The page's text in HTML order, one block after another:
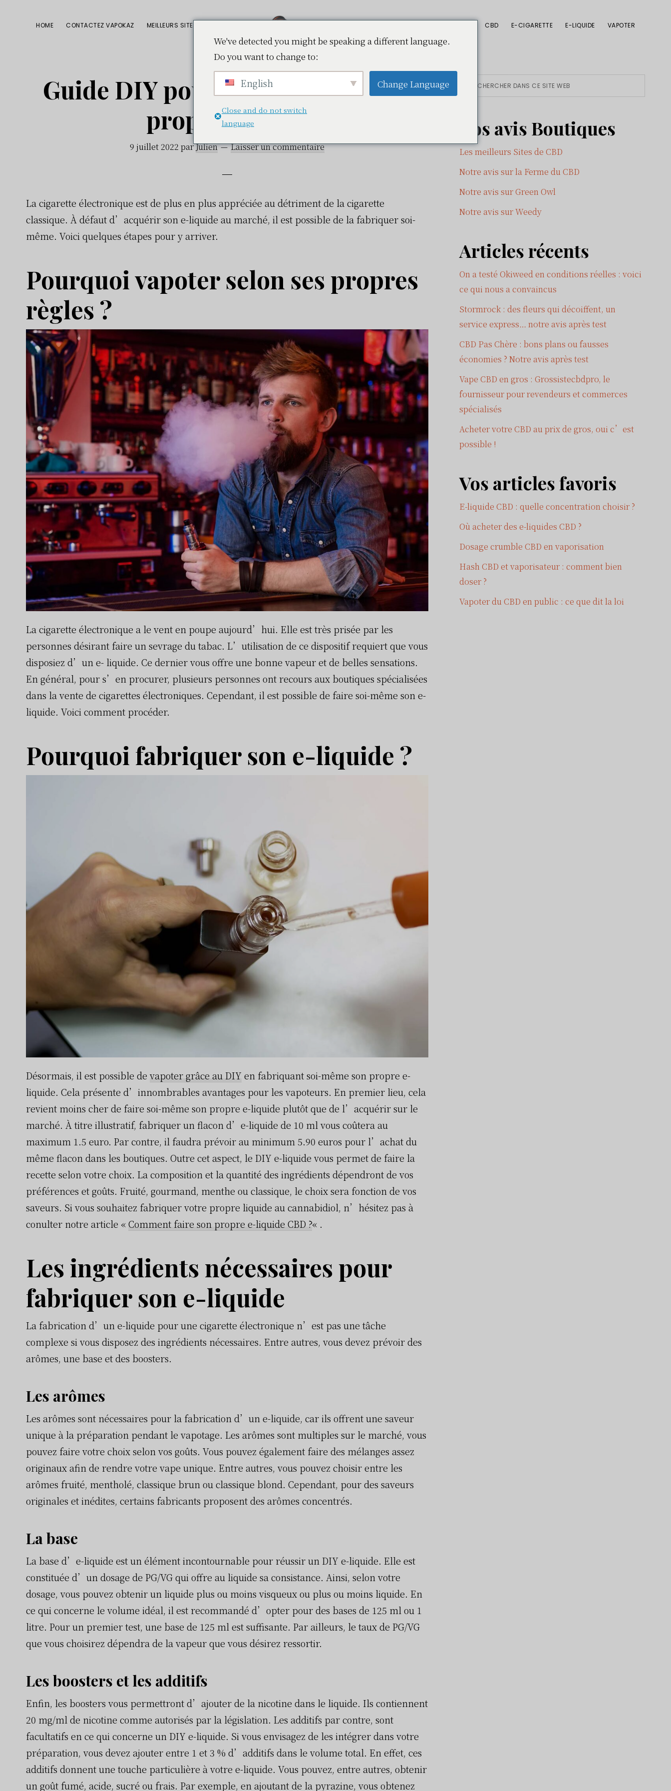
principale
HOME CONTACTEZ VAPOKAZ MEILLEURS SITES CBD
Vapokaz.fr
CBD E-CIGARETTE E-LIQUIDE VAPOTER
Guide DIY pour vapoter selon ses
propres règles
9 juillet 2022 parJulien Laisser un commentaire
La cigarette électronique est de plus en plus appréciée au détriment de la cigarette
classique. À défaut d’acquérir son e-liquide au marché, il est possible de la fabriquer soi-
même. Voici quelques étapes pour y arriver.
Pourquoi vapoter selon ses propres
règles ?
La cigarette électronique a le vent en poupe aujourd’hui. Elle est très prisée par les
personnes désirant faire un sevrage du tabac. L’utilisation de ce dispositif requiert que vous
disposiez d’un e- liquide. Ce dernier vous offre une bonne vapeur et de belles sensations.
En général, pour s’en procurer, plusieurs personnes ont recours aux boutiques spécialisées
dans la vente de cigarettes électroniques. Cependant, il est possible de faire soi-même son e-
liquide. Voici comment procéder.
Pourquoi fabriquer son e-liquide ?
Désormais, il est possible de vapoter grâce au DIYen fabriquant soi-même son propre e-
liquide. Cela présente d’innombrables avantages pour les vapoteurs. En premier lieu, cela
revient moins cher de faire soi-même son propre e-liquide plutôt que de l’acquérir sur le
marché. À titre illustratif, fabriquer un flacon d’e-liquide de 10 ml vous coûtera au
maximum 1.5 euro. Par contre, il faudra prévoir au minimum 5.90 euros pour l’achat du
même flacon dans les boutiques. Outre cet aspect, le DIY e-liquide vous permet de faire la
recette selon votre choix. La composition et la quantité des ingrédients dépendront de vos
préférences et goûts. Fruité, gourmand, menthe ou classique, le choix sera fonction de vos
saveurs. Si vous souhaitez fabriquer votre propre liquide au cannabidiol, n’hésitez pas à
conulter notre article «Comment faire son propre e-liquide CBD ?« .
Les ingrédients nécessaires pour
fabriquer son e-liquide
La fabrication d’un e-liquide pour une cigarette électronique n’est pas une tâche
complexe si vous disposez des ingrédients nécessaires. Entre autres, vous devez prévoir des
arômes, une base et des boosters.
Les arômes
Les arômes sont nécessaires pour la fabrication d’un e-liquide, car ils offrent une saveur
unique à la préparation pendant le vapotage. Les arômes sont multiples sur le marché, vous
pouvez faire votre choix selon vos goûts. Vous pouvez également faire des mélanges assez
originaux afin de rendre votre vape unique. Entre autres, vous pouvez choisir entre les
arômes fruité, mentholé, classique brun ou classique blond. Cependant, pour des saveurs
originales et inédites, certains fabricants proposent des arômes concentrés.
La base
La base d’e-liquide est un élément incontournable pour réussir un DIY e-liquide. Elle est
constituée d’un dosage de PG/VG qui offre au liquide sa consistance. Ainsi, selon votre
dosage, vous pouvez obtenir un liquide plus ou moins visqueux ou plus ou moins liquide. En
ce qui concerne le volume idéal, il est recommandé d’opter pour des bases de 125 ml ou 1
litre. Pour un premier test, une base de 125 ml est suffisante. Par ailleurs, le taux de PG/VG
que vous choisirez dépendra de la vapeur que vous désirez ressortir.
Les boosters et les additifs
Enfin, les boosters vous permettront d’ajouter de la nicotine dans le liquide. Ils contiennent
20 mg/ml de nicotine comme autorisés par la législation. Les additifs par contre, sont
facultatifs en ce qui concerne un DIY e-liquide. Si vous envisagez de les intégrer dans votre
préparation, vous devez ajouter entre 1 et 3 % d’additifs dans le volume total. En effet, ces
additifs donnent une touche particulière à votre e-liquide. Vous pouvez, entre autres, obtenir
un goût fumé, acide, sucré ou frais. Par exemple, en ajoutant de la pyrazine, vous obtenez
Primary
Sidebar
Rechercher
Web
Nos avis Boutiques
Les meilleurs Sites de CBD
Notre avis sur la Ferme du CBD
Notre avis sur Green Owl
Notre avis sur Weedy
Articles récents
On a testé Okiweed en conditions réelles : voici
ce qui nous a convaincus
Stormrock : des fleurs qui décoiffent, un
service express… notre avis après test
CBD Pas Chère : bons plans ou fausses
économies ? Notre avis après test
Vape CBD en gros : Grossistecbdpro, le
fournisseur pour revendeurs et commerces
spécialisés
Acheter votre CBD au prix de gros, oui c’est
possible !
Vos articles favoris
E-liquide CBD : quelle concentration choisir ?
Où acheter des e-liquides CBD ?
Dosage crumble CBD en vaporisation
Hash CBD et vaporisateur : comment bien
doser ?
Vapoter du CBD en public : ce que dit la loi
We've detected you might be speaking a different language.
Do you want to change to:
English Change Language
Close and do not switch
language